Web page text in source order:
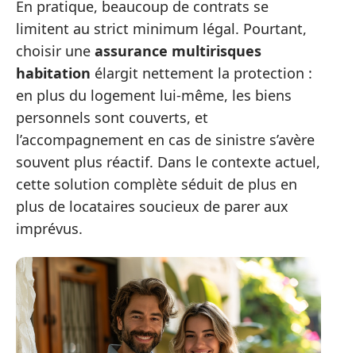
En pratique, beaucoup de contrats se
limitent au strict minimum légal. Pourtant,
choisir une assurance multirisques
habitation élargit nettement la protection :
en plus du logement lui-même, les biens
personnels sont couverts, et
l’accompagnement en cas de sinistre s’avère
souvent plus réactif. Dans le contexte actuel,
cette solution complète séduit de plus en
plus de locataires soucieux de parer aux
imprévus.